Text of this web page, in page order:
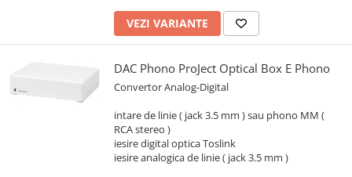
VEZI VARIANTE
DAC Phono ProJect Optical Box E Phono
Convertor Analog-Digital
intare de linie ( jack 3.5 mm ) sau phono MM (
RCA stereo )
iesire digital optica Toslink
iesire analogica de linie ( jack 3.5 mm )